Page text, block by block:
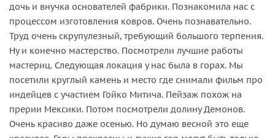
дочь и внучка основателей фабрики. Познакомила нас с
процессом изготовления ковров. Очень познавательно.
Труд очень скрупулезный, требующий большого терпения.
Ну и конечно мастерство. Посмотрели лучшие работы
мастериц. Следующая локация у нас была в горах. Мы
посетили круглый камень и место где снимали фильм про
индейцев с участием Гойко Митича. Пейзаж похож на
прерии Мексики. Потом посмотрели долину Демонов.
Очень красиво даже осенью. Но думаю весной это еще